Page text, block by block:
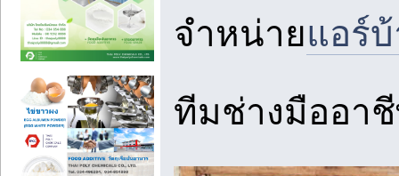
จำหน่ายแอร์
ทีมช่างมืออา